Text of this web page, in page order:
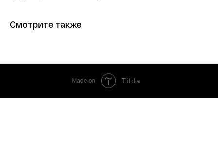
Смотрите также
Made on Tilda